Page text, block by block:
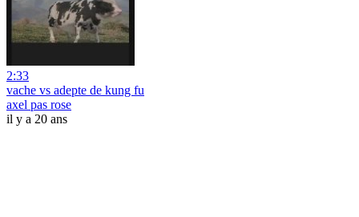
2:33
vache vs adepte de kung fu
axel pas rose
il y a 20 ans